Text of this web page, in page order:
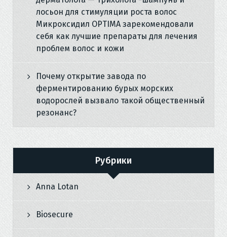
лосьон для стимуляции роста волос
Микроксидил OPTIMA зарекомендовали
себя как лучшие препараты для лечения
проблем волос и кожи
Почему открытие завода по
ферментированию бурых морских
водорослей вызвало такой общественный
резонанс?
Рубрики
Anna Lotan
Biosecure